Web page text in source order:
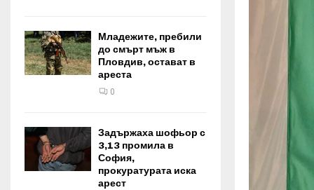
Младежите, пребили
до смърт мъж в
Пловдив, остават в
ареста
0
Задържаха шофьор с
3,13 промила в
София,
прокуратурата иска
арест